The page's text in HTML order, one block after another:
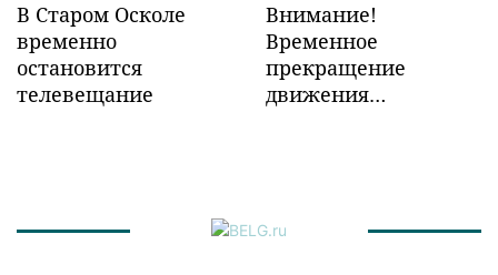
В Старом Осколе
временно
остановится
телевещание
Внимание!
Временное
прекращение
движения